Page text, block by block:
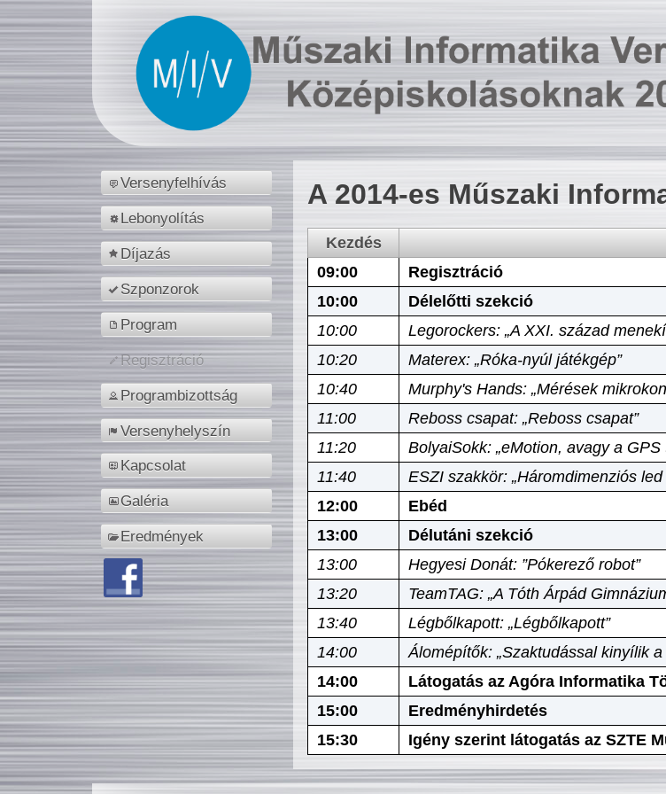
Versenyfelhívás
Lebonyolítás
Díjazás
Szponzorok
Program
Regisztráció
Programbizottság
Versenyhelyszín
Kapcsolat
Galéria
Eredmények
A 2014-es Műszaki
Kezdés
09:00
Regisztráció
10:00
Délelőtti szekció
10:00
Legorockers: „A XXI. század
10:20
Materex: „Róka-nyúl játékgép”
10:40
Murphy's Hands: „Mérések
11:00
Reboss csapat: „Reboss csapat”
11:20
BolyaiSokk: „eMotion, avagy a GPS
11:40
ESZI szakkör: „Háromdimenziós led
12:00
Ebéd
13:00
Délutáni szekció
13:00
Hegyesi Donát: ”Pókerező robot”
13:20
TeamTAG: „A Tóth Árpád
13:40
Légbőlkapott: „Légbőlkapott”
14:00
Álomépítők: „Szaktudással kinyílik
14:00
Látogatás az Agóra Informatika
15:00
Eredményhirdetés
15:30
Igény szerint látogatás az SZTE